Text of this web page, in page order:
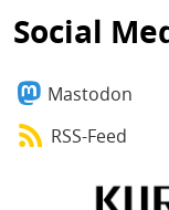
Social
Mastodon
RSS-Feed